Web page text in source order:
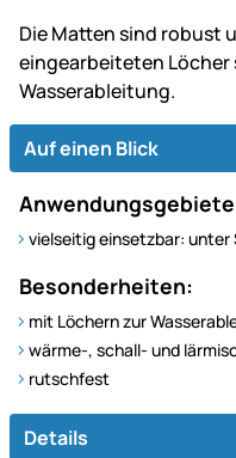
Die Matten sind robust
eingearbeiteten
Wasserableitung.
Auf einen Blick
vielseitig einsetzbar: unter
Besonderheiten:
mit Löchern zur
wärme-, schall- und
rutschfest
Details